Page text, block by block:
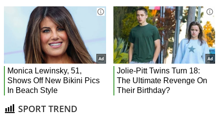
SPORT TREND